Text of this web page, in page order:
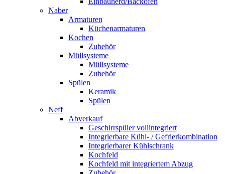
Naber
Armaturen
Küchenarmaturen
Kochen
Zubehör
Müllsysteme
Müllsysteme
Zubehör
Spülen
Keramik
Spülen
Neff
Abverkauf
Geschirrspüler vollintegriert
Integrierbare Kühl- / Gefrierkombination
Integrierbarer Kühlschrank
Kochfeld
Kochfeld mit integriertem Abzug